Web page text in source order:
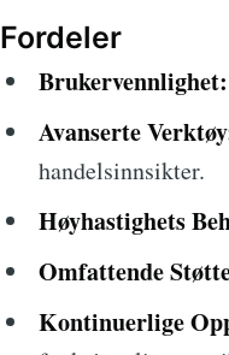
Fordeler
Brukervennlighet:
Avanserte
handelsinnsikter.
Høyhastighets
Omfattende
Kontinuerlige